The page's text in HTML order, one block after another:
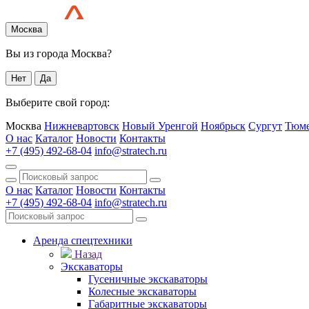
Москва
Вы из города Москва?
Нет Да
Выберите свой город:
Москва Нижневартовск Новый Уренгой Ноябрьск Сургут
О нас Каталог Новости Контакты
+7 (495) 492-68-04 info@stratech.ru
О нас Каталог Новости Контакты
+7 (495) 492-68-04 info@stratech.ru
Аренда спецтехники
Назад
Экскаваторы
Гусеничные экскаваторы
Колесные экскаваторы
Габаритные экскаваторы